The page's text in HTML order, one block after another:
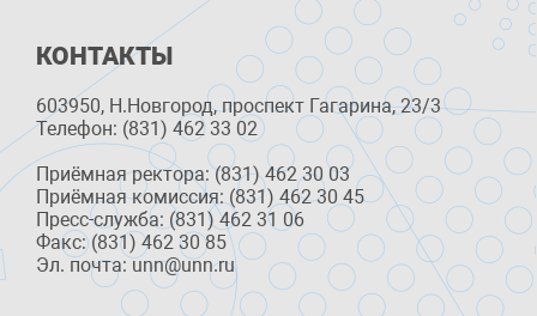
КОНТАКТЫ
603950, Н.Новгород, проспект Гагарина, 23/3
Телефон: (831) 462 33 02
Приёмная ректора: (831) 462 30 03
Приёмная комиссия: (831) 462 30 45
Пресс-служба: (831) 462 31 06
Факс: (831) 462 30 85
Эл. почта: unn@unn.ru